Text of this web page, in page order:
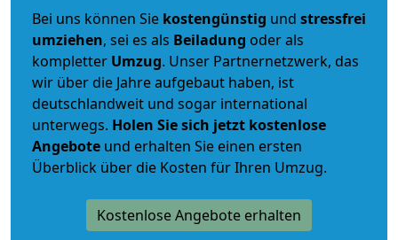
Bei uns können Sie kostengünstig und stressfrei
umziehen, sei es als Beiladung oder als
kompletter Umzug. Unser Partnernetzwerk, das
wir über die Jahre aufgebaut haben, ist
deutschlandweit und sogar international
unterwegs. Holen Sie sich jetzt kostenlose
Angebote und erhalten Sie einen ersten
Überblick über die Kosten für Ihren Umzug.
Kostenlose Angebote erhalten